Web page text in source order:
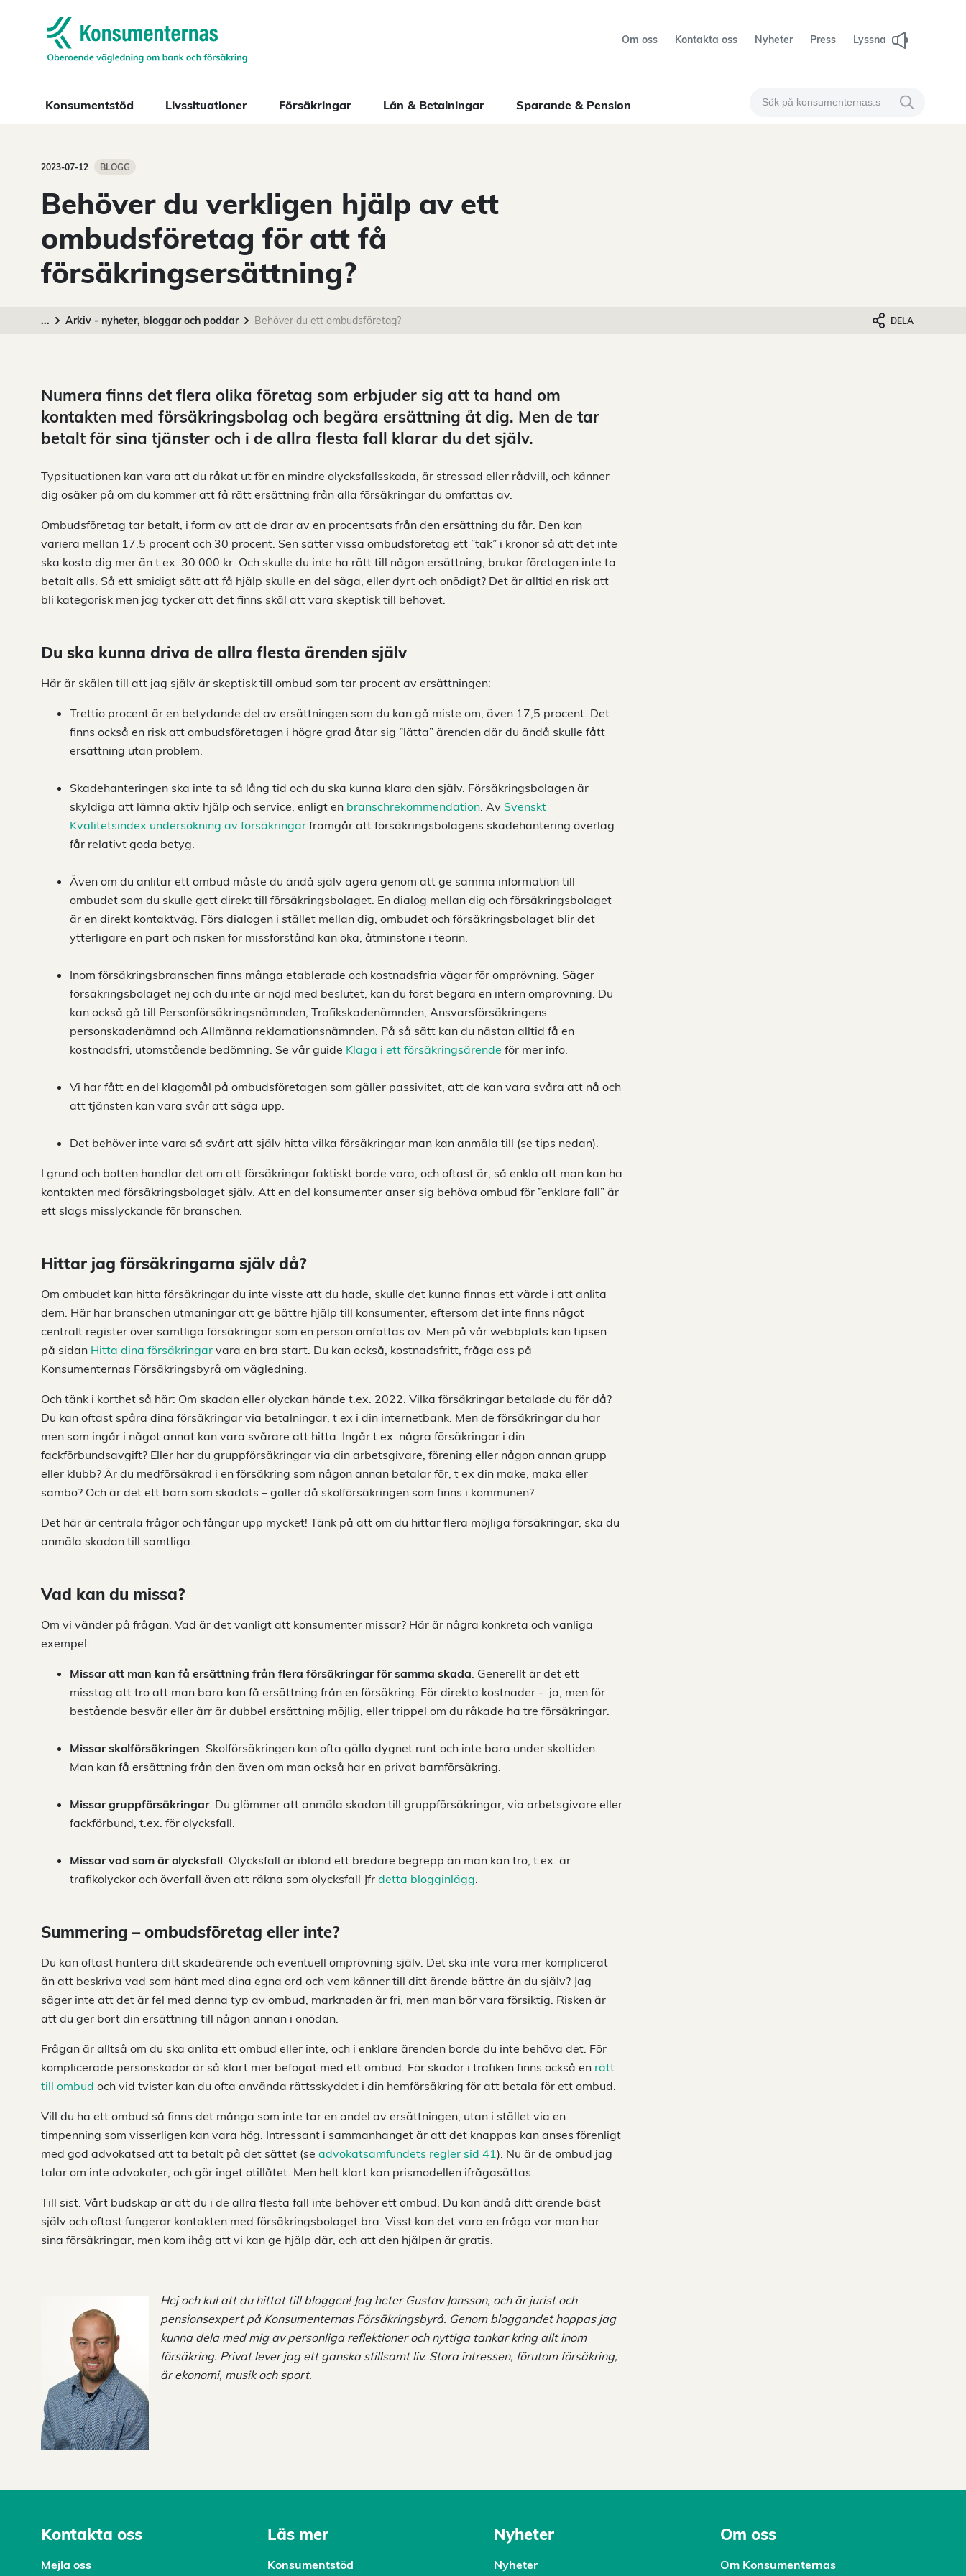
Navigera till startsidan
Om oss Kontakta oss Nyheter Press Lyssna
Konsumentstöd Livssituationer Försäkringar Lån & Betalningar Sparande & Pension
Sök på konsumenternas Sök på
2023-07-12 BLOGG
Behöver du verkligen hjälp av ett
ombudsföretag för att få
försäkringsersättning?
... Arkiv - nyheter, bloggar och poddar Behöver du ett ombudsföretag? DELA
Numera finns det flera olika företag som erbjuder sig att ta hand om
kontakten med försäkringsbolag och begära ersättning åt dig. Men de tar
betalt för sina tjänster och i de allra flesta fall klarar du det själv.
Typsituationen kan vara att du råkat ut för en mindre olycksfallsskada, är stressad eller rådvill, och känner
dig osäker på om du kommer att få rätt ersättning från alla försäkringar du omfattas av.
Ombudsföretag tar betalt, i form av att de drar av en procentsats från den ersättning du får. Den kan
variera mellan 17,5 procent och 30 procent. Sen sätter vissa ombudsföretag ett ”tak” i kronor så att det inte
ska kosta dig mer än t.ex. 30 000 kr. Och skulle du inte ha rätt till någon ersättning, brukar företagen inte ta
betalt alls. Så ett smidigt sätt att få hjälp skulle en del säga, eller dyrt och onödigt? Det är alltid en risk att
bli kategorisk men jag tycker att det finns skäl att vara skeptisk till behovet.
Du ska kunna driva de allra flesta ärenden själv
Här är skälen till att jag själv är skeptisk till ombud som tar procent av ersättningen:
Trettio procent är en betydande del av ersättningen som du kan gå miste om, även 17,5 procent. Det
finns också en risk att ombudsföretagen i högre grad åtar sig ”lätta” ärenden där du ändå skulle fått
ersättning utan problem.
Skadehanteringen ska inte ta så lång tid och du ska kunna klara den själv. Försäkringsbolagen är
skyldiga att lämna aktiv hjälp och service, enligt en branschrekommendation. Av Svenskt
Kvalitetsindex undersökning av försäkringar framgår att försäkringsbolagens skadehantering överlag
får relativt goda betyg.
Även om du anlitar ett ombud måste du ändå själv agera genom att ge samma information till
ombudet som du skulle gett direkt till försäkringsbolaget. En dialog mellan dig och försäkringsbolaget
är en direkt kontaktväg. Förs dialogen i stället mellan dig, ombudet och försäkringsbolaget blir det
ytterligare en part och risken för missförstånd kan öka, åtminstone i teorin.
Inom försäkringsbranschen finns många etablerade och kostnadsfria vägar för omprövning. Säger
försäkringsbolaget nej och du inte är nöjd med beslutet, kan du först begära en intern omprövning. Du
kan också gå till Personförsäkringsnämnden, Trafikskadenämnden, Ansvarsförsäkringens
personskadenämnd och Allmänna reklamationsnämnden. På så sätt kan du nästan alltid få en
kostnadsfri, utomstående bedömning. Se vår guide Klaga i ett försäkringsärende för mer info.
Vi har fått en del klagomål på ombudsföretagen som gäller passivitet, att de kan vara svåra att nå och
att tjänsten kan vara svår att säga upp.
Det behöver inte vara så svårt att själv hitta vilka försäkringar man kan anmäla till (se tips nedan).
I grund och botten handlar det om att försäkringar faktiskt borde vara, och oftast är, så enkla att man kan ha
kontakten med försäkringsbolaget själv. Att en del konsumenter anser sig behöva ombud för ”enklare fall” är
ett slags misslyckande för branschen.
Hittar jag försäkringarna själv då?
Om ombudet kan hitta försäkringar du inte visste att du hade, skulle det kunna finnas ett värde i att anlita
dem. Här har branschen utmaningar att ge bättre hjälp till konsumenter, eftersom det inte finns något
centralt register över samtliga försäkringar som en person omfattas av. Men på vår webbplats kan tipsen
på sidan Hitta dina försäkringar vara en bra start. Du kan också, kostnadsfritt, fråga oss på
Konsumenternas Försäkringsbyrå om vägledning.
Och tänk i korthet så här: Om skadan eller olyckan hände t.ex. 2022. Vilka försäkringar betalade du för då?
Du kan oftast spåra dina försäkringar via betalningar, t ex i din internetbank. Men de försäkringar du har
men som ingår i något annat kan vara svårare att hitta. Ingår t.ex. några försäkringar i din
fackförbundsavgift? Eller har du gruppförsäkringar via din arbetsgivare, förening eller någon annan grupp
eller klubb? Är du medförsäkrad i en försäkring som någon annan betalar för, t ex din make, maka eller
sambo? Och är det ett barn som skadats – gäller då skolförsäkringen som finns i kommunen?
Det här är centrala frågor och fångar upp mycket! Tänk på att om du hittar flera möjliga försäkringar, ska du
anmäla skadan till samtliga.
Vad kan du missa?
Om vi vänder på frågan. Vad är det vanligt att konsumenter missar? Här är några konkreta och vanliga
exempel:
Missar att man kan få ersättning från flera försäkringar för samma skada. Generellt är det ett
misstag att tro att man bara kan få ersättning från en försäkring. För direkta kostnader - ja, men för
bestående besvär eller ärr är dubbel ersättning möjlig, eller trippel om du råkade ha tre försäkringar.
Missar skolförsäkringen. Skolförsäkringen kan ofta gälla dygnet runt och inte bara under skoltiden.
Man kan få ersättning från den även om man också har en privat barnförsäkring.
Missar gruppförsäkringar. Du glömmer att anmäla skadan till gruppförsäkringar, via arbetsgivare eller
fackförbund, t.ex. för olycksfall.
Missar vad som är olycksfall. Olycksfall är ibland ett bredare begrepp än man kan tro, t.ex. är
trafikolyckor och överfall även att räkna som olycksfall Jfr detta blogginlägg.
Summering – ombudsföretag eller inte?
Du kan oftast hantera ditt skadeärende och eventuell omprövning själv. Det ska inte vara mer komplicerat
än att beskriva vad som hänt med dina egna ord och vem känner till ditt ärende bättre än du själv? Jag
säger inte att det är fel med denna typ av ombud, marknaden är fri, men man bör vara försiktig. Risken är
att du ger bort din ersättning till någon annan i onödan.
Frågan är alltså om du ska anlita ett ombud eller inte, och i enklare ärenden borde du inte behöva det. För
komplicerade personskador är så klart mer befogat med ett ombud. För skador i trafiken finns också en rätt
till ombud och vid tvister kan du ofta använda rättsskyddet i din hemförsäkring för att betala för ett ombud.
Vill du ha ett ombud så finns det många som inte tar en andel av ersättningen, utan i stället via en
timpenning som visserligen kan vara hög. Intressant i sammanhanget är att det knappas kan anses förenligt
med god advokatsed att ta betalt på det sättet (se advokatsamfundets regler sid 41). Nu är de ombud jag
talar om inte advokater, och gör inget otillåtet. Men helt klart kan prismodellen ifrågasättas.
Till sist. Vårt budskap är att du i de allra flesta fall inte behöver ett ombud. Du kan ändå ditt ärende bäst
själv och oftast fungerar kontakten med försäkringsbolaget bra. Visst kan det vara en fråga var man har
sina försäkringar, men kom ihåg att vi kan ge hjälp där, och att den hjälpen är gratis.
Hej och kul att du hittat till bloggen! Jag heter Gustav Jonsson, och är jurist och
pensionsexpert på Konsumenternas Försäkringsbyrå. Genom bloggandet hoppas jag
kunna dela med mig av personliga reflektioner och nyttiga tankar kring allt inom
försäkring. Privat lever jag ett ganska stillsamt liv. Stora intressen, förutom försäkring,
är ekonomi, musik och sport.
Kontakta oss
Mejla oss
Läs mer
Konsumentstöd
Nyheter
Nyheter
Om oss
Om Konsumenternas